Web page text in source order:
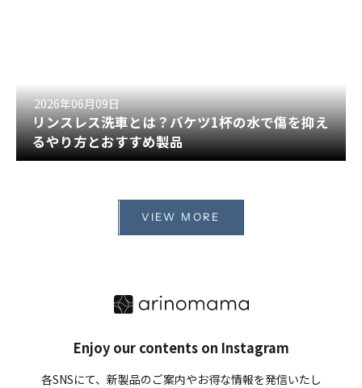
2026年06月09日
リンスレス洗車とは？バケツ1杯の水で傷を抑え
るやり方とおすすめ製品
VIEW MORE
Enjoy our contents on Instagram
各SNSにて、新製品のご案内やお得な情報を発信いたし